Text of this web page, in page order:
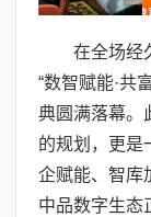
在全场经
“数智赋能·共
典圆满落幕。
的规划，更是
企赋能、智库
中品数字生态